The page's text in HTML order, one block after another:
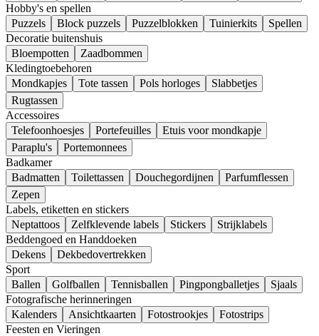
Hobby's en spellen
Puzzels
Block puzzels Puzzelblokken Tuinierkits
Spellen
Decoratie buitenshuis
Bloempotten
Zaadbommen
Kledingtoebehoren
Mondkapjes
Tote tassen Pols horloges
Slabbetjes
Rugtassen
Accessoires
Telefoonhoesjes
Portefeuilles
Etuis voor mondkapje
Paraplu's
Portemonnees
Badkamer
Badmatten
Toilettassen Douchegordijnen
Parfumflessen
Zepen
Labels, etiketten en stickers
Neptattoos
Zelfklevende labels Stickers
Strijklabels
Beddengoed en Handdoeken
Dekens
Dekbedovertrekken
Sport
Ballen
Golfballen Tennisballen Pingpongballetjes
Sjaals
Fotografische herinneringen
Kalenders
Ansichtkaarten Fotostrookjes
Fotostrips
Feesten en Vieringen